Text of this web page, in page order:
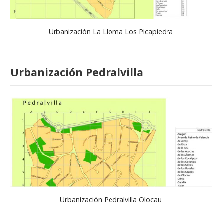
Urbanización La Lloma Los Picapiedra
Urbanización Pedralvilla
Urbanización Pedralvilla Olocau